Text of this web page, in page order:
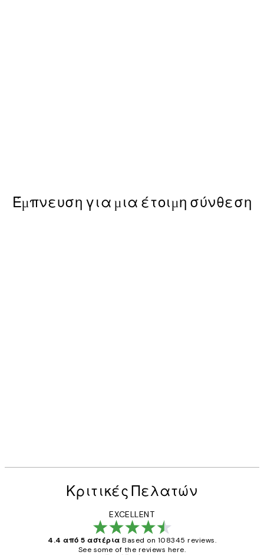
Έμπνευση για μια έτοιμη σύνθεση
Κριτικές Πελατών
EXCELLENT
4.4 από 5 αστέρια Based on 108345 reviews.
See some of the reviews here.